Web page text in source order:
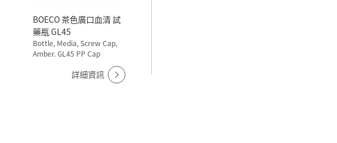
BOECO 茶色廣口血清 試
藥瓶 GL45
Bottle, Media, Screw Cap,
Amber. GL45 PP Cap
詳細資訊